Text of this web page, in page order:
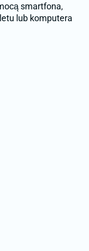
smartfona,
lub komputera